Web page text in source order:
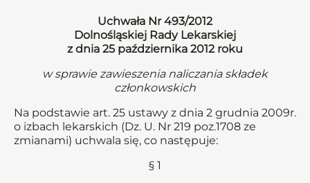
Uchwała Nr 493/2012
Dolnośląskiej Rady Lekarskiej
z dnia 25 października 2012 roku
w sprawie zawieszenia naliczania składek
członkowskich
Na podstawie art. 25 ustawy z dnia 2 grudnia 2009r.
o izbach lekarskich (Dz. U. Nr 219 poz.1708 ze
zmianami) uchwala się, co następuje:
§ 1